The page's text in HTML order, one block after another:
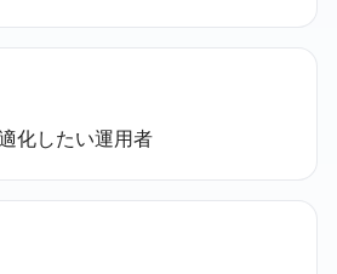
化したい運用者